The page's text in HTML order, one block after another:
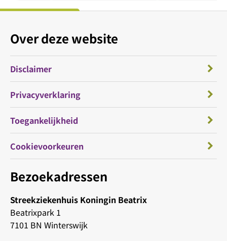
Bezoekadressen
Streekziekenhuis Koningin Beatrix
Beatrixpark 1
7101 BN Winterswijk
Over deze website
Disclaimer
Privacyverklaring
Toegankelijkheid
Cookievoorkeuren